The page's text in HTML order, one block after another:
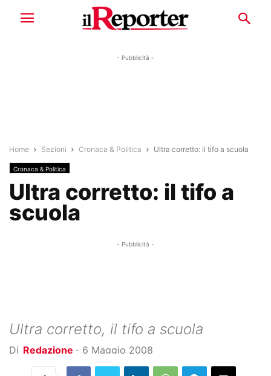
- Pubblicità -
Home Sezioni Cronaca & Politica Ultra corretto: il tifo a scuola
Cronaca & Politica
Ultra corretto: il tifo a
scuola
- Pubblicità -
Ultra corretto, il tifo a scuola
Di Redazione - 6 Maggio 2008